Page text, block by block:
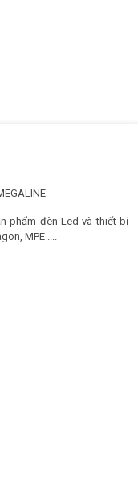
phẩm đèn Led và thiết bị
MPE ....